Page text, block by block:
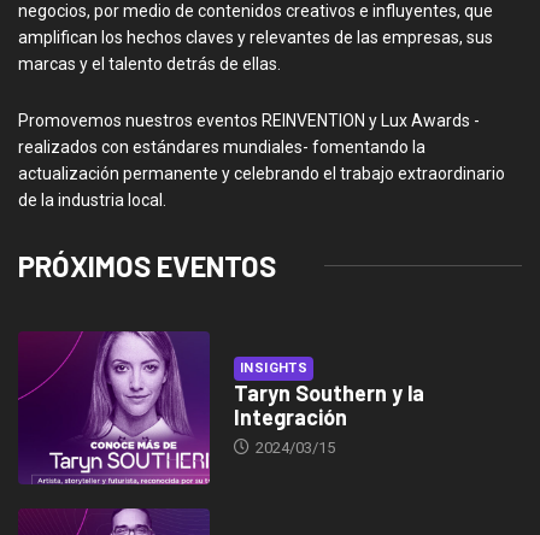
negocios, por medio de contenidos creativos e influyentes, que
amplifican los hechos claves y relevantes de las empresas, sus
marcas y el talento detrás de ellas.
Promovemos nuestros eventos REINVENTION y Lux Awards -
realizados con estándares mundiales- fomentando la
actualización permanente y celebrando el trabajo extraordinario
de la industria local.
PRÓXIMOS EVENTOS
INSIGHTS
Taryn Southern y la
Integración
2024/03/15